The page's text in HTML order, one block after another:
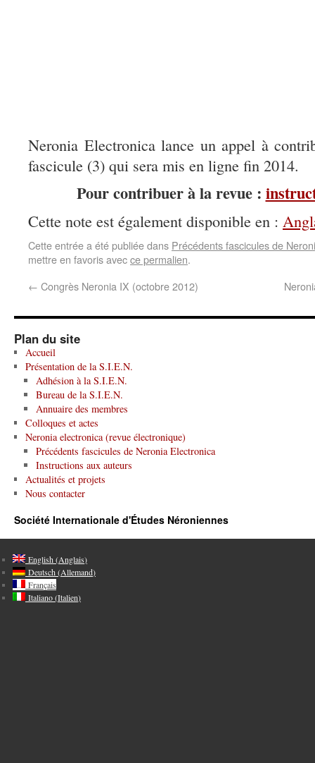
Neronia Electronica lance un appel à
fascicule (3) qui sera mis en ligne fin 2014.
Pour contribuer à la revue :
Cette note est également disponible en :
Cette entrée a été publiée dans Précédents fascicules de
mettre en favoris avecce permalien.
← Congrès Neronia IX (octobre 2012)
Plan du site
Accueil
Présentation de la S.I.E.N.
Adhésion à la S.I.E.N.
Bureau de la S.I.E.N.
Annuaire des membres
Colloques et actes
Neronia electronica (revue électronique)
Précédents fascicules de Neronia Electronica
Instructions aux auteurs
Actualités et projets
Nous contacter
Société Internationale d'Études Néroniennes
English (Anglais)
Deutsch (Allemand)
Français
Italiano(Italien)